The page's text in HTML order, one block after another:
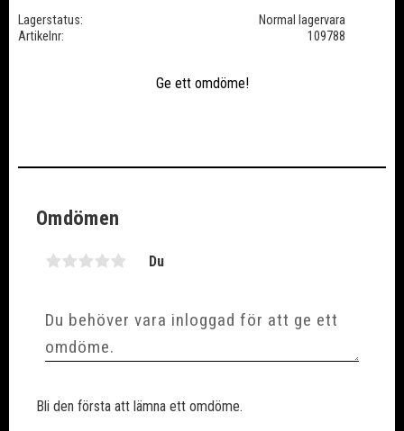
Lagerstatus
Normal lagervara
Artikelnr
109788
Ge ett omdöme!
Omdömen
Du
Bli den första att lämna ett omdöme.